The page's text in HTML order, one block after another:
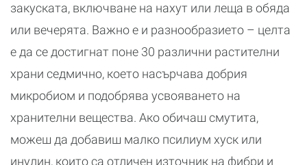
закуската, включване на нахут или леща в обяда
или вечерята. Важно е и разнообразието – целта
е да се достигнат поне 30 различни растителни
храни седмично, което насърчава добрия
микробиом и подобрява усвояването на
хранителни вещества. Ако обичаш смутита,
можеш да добавиш малко псилиум хуск или
инулин, които са отличен източник на фибри и